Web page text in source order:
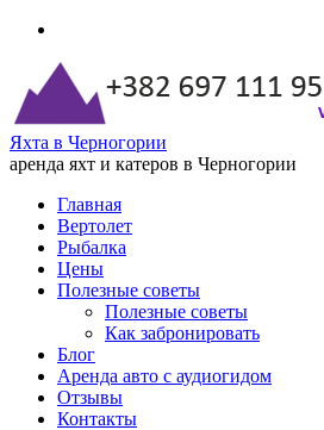
Яхта в Черногории
аренда яхт и катеров в Черногории
Главная
Вертолет
Рыбалка
Цены
Полезные советы
Полезные советы
Как забронировать
Блог
Аренда авто с аудиогидом
Отзывы
Контакты